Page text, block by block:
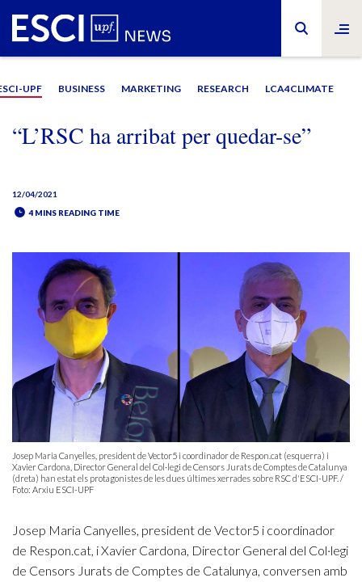
UPF BUSINESS MARKETING RESEARCH LCA4CLIMATE
“L’RSC ha arribat per quedar-se”
12/04/2021
4 MINS READING TIME
Josep Maria Canyelles, president de Vector5 i coordinador de Respon.cat (esquerra) i
Xavier Cardona, Director General del Col·legi de Censors Jurats de Comptes de Catalunya
(dreta) han estat els protagonistes de les dues últimes xerrades sobre RSC d'ESCI-UPF. /
Foto: Arxiu ESCI-UPF
Josep Maria Canyelles, president de Vector5 i coordinador
de Respon.cat, i Xavier Cardona, Director General del Col·legi
de Censors Jurats de Comptes de Catalunya, conversen amb